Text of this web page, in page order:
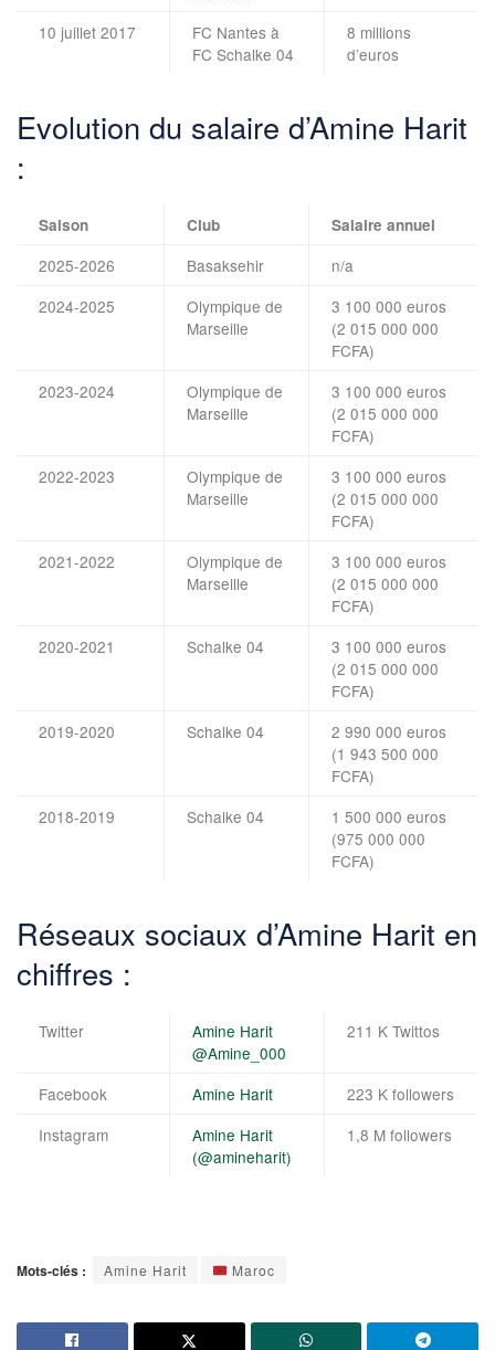
10 juillet 2017
FC Nantes à
FC Schalke 04
8 millions
d’euros
Evolution du salaire d’Amine Harit
:
Saison Club Salaire annuel
2025-2026 Basaksehir
n/a
2024-2025
Olympique de
Marseille
3 100 000 euros
(2 015 000 000
FCFA)
2023-2024
Olympique de
Marseille
3 100 000 euros
(2 015 000 000
FCFA)
2022-2023
Olympique de
Marseille
3 100 000 euros
(2 015 000 000
FCFA)
2021-2022
Olympique de
Marseille
3 100 000 euros
(2 015 000 000
FCFA)
2020-2021
Schalke 04
3 100 000 euros
(2 015 000 000
FCFA)
2019-2020
Schalke 04
2 990 000 euros
(1 943 500 000
FCFA)
2018-2019
Schalke 04
1 500 000 euros
(975 000 000
FCFA)
Réseaux sociaux d’Amine Harit en
chiffres :
Twitter
Amine Harit
@Amine_000
211 K Twittos
Facebook Amine Harit
223 K followers
Instagram
Amine Harit
(@amineharit)
1,8 M followers
Mots-clés : Amine Harit Maroc